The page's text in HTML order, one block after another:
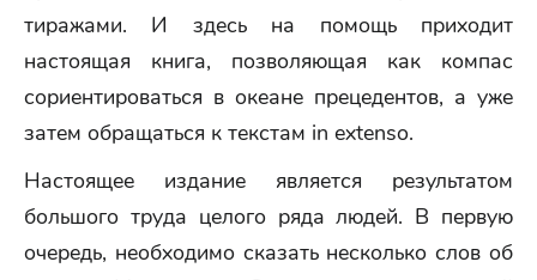
тиражами. И здесь на помощь приходит
настоящая книга, позволяющая как компас
сориентироваться в океане прецедентов, а уже
затем обращаться к текстам in extenso.
Настоящее издание является результатом
большого труда целого ряда людей. В первую
очередь, необходимо сказать несколько слов об